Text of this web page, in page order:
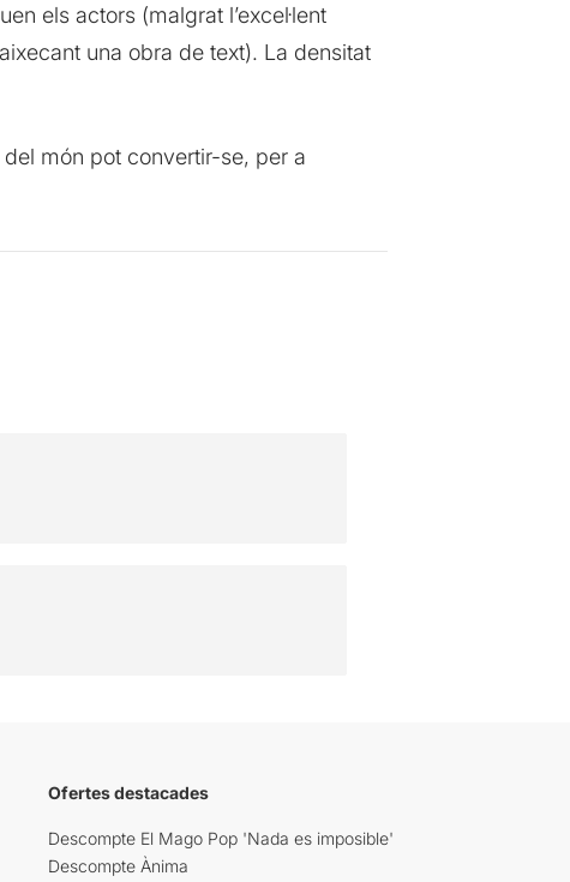
els actors (malgrat l’excel·lent
una obra de text). La densitat
món pot convertir-se, per a
Ofertes destacades
Descompte El Mago Pop 'Nada es imposible'
Descompte Ànima